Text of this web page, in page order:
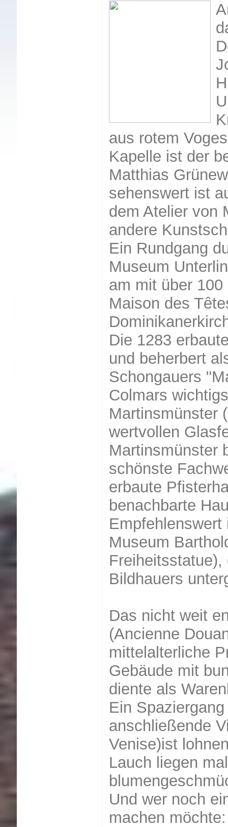
aus rotem
Kapelle ist der
Matthias
sehenswert ist
dem Atelier von
andere
Ein Rundgang
Museum
am mit über
Maison des
Die 1283
und beherbert
Schongauers
Colmars
Martinsmünster
wertvollen
Martinsmünster
schönste
erbaute
benachbarte
Museum
Bildhauers
Das nicht weit
(Ancienne
mittelalterliche
Gebäude mit
diente als
Ein
anschließende
Venise)ist
Lauch liegen
Und wer noch
machen